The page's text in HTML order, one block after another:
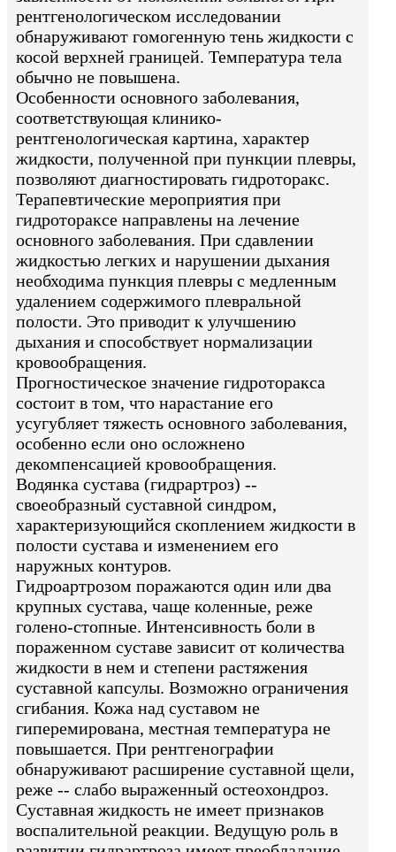
рентгенологическом исследовании
обнаруживают гомогенную тень жидкости с
косой верхней границей. Температура тела
обычно не повышена.
Особенности основного заболевания,
соответствующая клинико-
рентгенологическая картина, характер
жидкости, полученной при пункции плевры,
позволяют диагностировать гидроторакс.
Терапевтические мероприятия при
гидротораксе направлены на лечение
основного заболевания. При сдавлении
жидкостью легких и нарушении дыхания
необходима пункция плевры с медленным
удалением содержимого плевральной
полости. Это приводит к улучшению
дыхания и способствует нормализации
кровообращения.
Прогностическое значение гидроторакса
состоит в том, что нарастание его
усугубляет тяжесть основного заболевания,
особенно если оно осложнено
декомпенсацией кровообращения.
Водянка сустава (гидрартроз) --
своеобразный суставной синдром,
характеризующийся скоплением жидкости в
полости сустава и изменением его
наружных контуров.
Гидроартрозом поражаются один или два
крупных сустава, чаще коленные, реже
голено-стопные. Интенсивность боли в
пораженном суставе зависит от количества
жидкости в нем и степени растяжения
суставной капсулы. Возможно ограничения
сгибания. Кожа над суставом не
гиперемирована, местная температура не
повышается. При рентгенографии
обнаруживают расширение суставной щели,
реже -- слабо выраженный остеохондроз.
Суставная жидкость не имеет признаков
воспалительной реакции. Ведущую роль в